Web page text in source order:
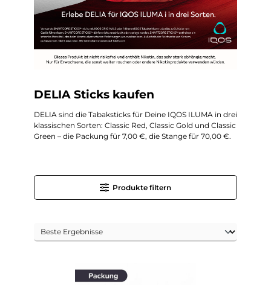
DELIA Sticks kaufen
DELIA sind die Tabaksticks für Deine IQOS ILUMA in drei
klassischen Sorten: Classic Red, Classic Gold und Classic
Green – die Packung für 7,00 €, die Stange für 70,00 €.
Produkte filtern